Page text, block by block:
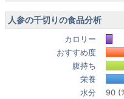
人参の千切りの食品分析
カロリー
おすすめ度
腹持ち
栄養
水分
90